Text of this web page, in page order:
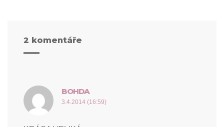
2 komentáře
BOHDAnapsal:
3.4.2014 (16:59)